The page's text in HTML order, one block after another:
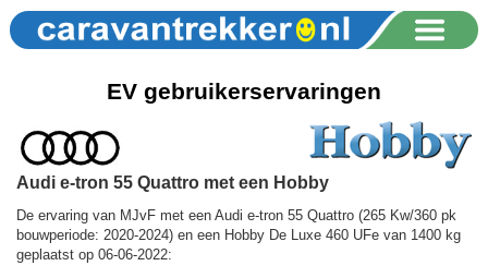
EV gebruikerservaringen
Audi e-tron 55 Quattro met een Hobby
De ervaring van MJvF met een Audi e-tron 55 Quattro (265 Kw/360 pk
bouwperiode: 2020-2024) en een Hobby De Luxe 460 UFe van 1400 kg
geplaatst op 06-06-2022: